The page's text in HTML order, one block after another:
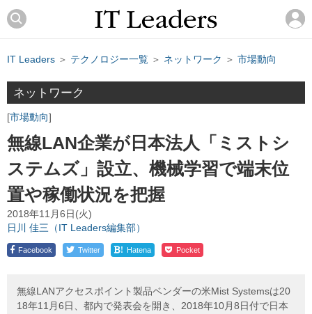
IT Leaders ＞ テクノロジー一覧 ＞ ネットワーク ＞ 市場動向
ネットワーク
市場動向
無線LAN企業が日本法人「ミストシ
ステムズ」設立、機械学習で端末位
置や稼働状況を把握
2018年11月6日(火)
日川 佳三（IT Leaders編集部）
Facebook Twitter ! Hatena Pocket
無線LANアクセスポイント製品ベンダーの米Mist Systemsは20
18年11月6日、都内で発表会を開き、2018年10月8日付で日本